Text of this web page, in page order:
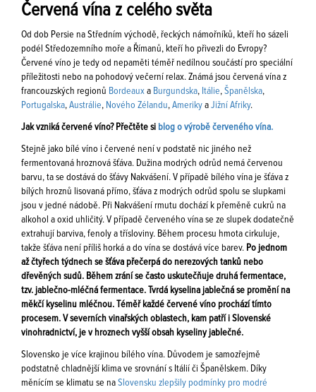
Červená vína z celého světa
Od dob Persie na Středním východě, řeckých námořníků, kteří ho sázeli
podél Středozemního moře a Římanů, kteří ho přivezli do Evropy?
Červené víno je tedy od nepaměti téměř nedílnou součástí pro speciální
příležitosti nebo na pohodový večerní relax. Známá jsou červená vína z
francouzských regionů Bordeaux a Burgundska, Itálie, Španělska,
Portugalska, Austrálie, Nového Zélandu, Ameriky a Jižní Afriky.
Jak vzniká červené víno? Přečtěte si blog o výrobě červeného vína.
Stejně jako bílé víno i červené není v podstatě nic jiného než
fermentovaná hroznová šťáva. Dužina modrých odrůd nemá červenou
barvu, ta se dostává do šťávy Nakvášení. V případě bílého vína je šťáva z
bílých hroznů lisovaná přímo, šťáva z modrých odrůd spolu se slupkami
jsou v jedné nádobě. Při Nakvášení rmutu dochází k přeměně cukrů na
alkohol a oxid uhličitý. V případě červeného vína se ze slupek dodatečně
extrahují barviva, fenoly a třísloviny. Během procesu hmota cirkuluje,
takže šťáva není příliš horká a do vína se dostává více barev. Po jednom
až čtyřech týdnech se šťáva přečerpá do nerezových tanků nebo
dřevěných sudů. Během zrání se často uskutečňuje druhá fermentace,
tzv. jablečno-mléčná fermentace. Tvrdá kyselina jablečná se promění na
měkčí kyselinu mléčnou. Téměř každé červené víno prochází tímto
procesem. V severních vinařských oblastech, kam patří i Slovenské
vinohradnictví, je v hroznech vyšší obsah kyseliny jablečné.
Slovensko je více krajinou bílého vína. Důvodem je samozřejmě
podstatně chladnější klima ve srovnání s Itálií či Španělskem. Díky
měnícím se klimatu se na Slovensku zlepšily podmínky pro modré